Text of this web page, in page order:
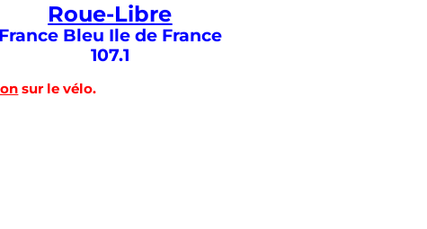
Roue-Libre
France Bleu Ile de France
107.1
sur le vélo.